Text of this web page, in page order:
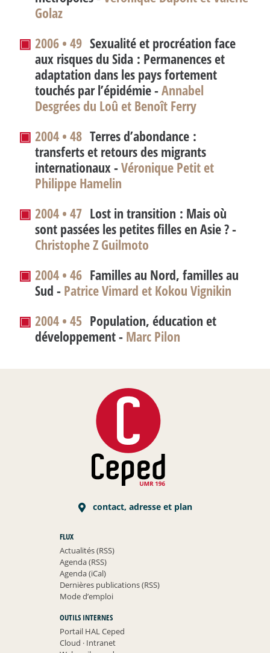
Golaz
▣ 2006 • 49 Sexualité et procréation face
aux risques du Sida : Permanences et
adaptation dans les pays fortement
touchés par l’épidémie -Annabel
Desgrées du Loû et Benoît Ferry
▣ 2004 • 48 Terres d’abondance :
transferts et retours des migrants
internationaux -Véronique Petit et
Philippe Hamelin
▣ 2004 • 47 Lost in transition : Mais où
sont passées les petites filles en Asie? -
Christophe Z Guilmoto
▣ 2004 • 46 Familles au Nord, familles au
Sud -Patrice Vimard et Kokou Vignikin
▣ 2004 • 45 Population, éducation et
développement -Marc Pilon
contact, adresse et plan
FLUX
Actualités (RSS)
Agenda (RSS)
Agenda (iCal)
Dernières publications (RSS)
Mode d’emploi
OUTILS INTERNES
Portail HAL Ceped
Cloud ·Intranet